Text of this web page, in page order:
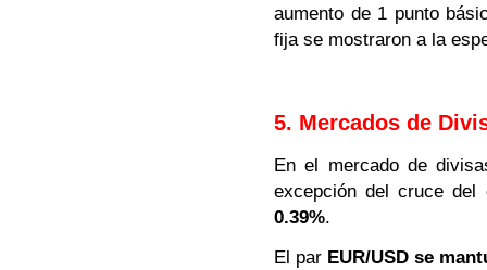
aumento de 1 punto
fija se mostraron a la
5. Mercados de
En el mercado de
excepción del cruce del
0.39%.
El par EUR/USD se